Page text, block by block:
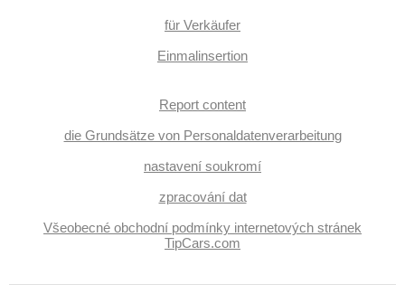
für Verkäufer
Einmalinsertion
Report content
die Grundsätze von Personaldatenverarbeitung
nastavení soukromí
zpracování dat
Všeobecné obchodní podmínky internetových stránek
TipCars.com